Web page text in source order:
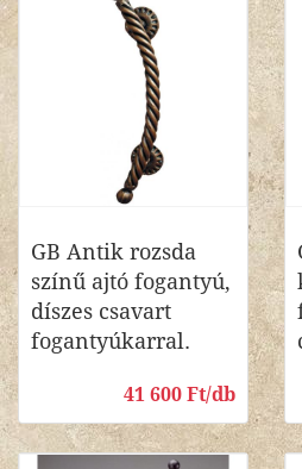
GB Antik rozsda
színű ajtó fogantyú,
díszes csavart
fogantyúkarral.
41 600 Ft/db